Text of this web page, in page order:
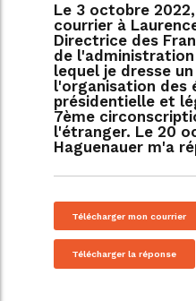
Le 3 octobre
courrier à
Directrice des
de
lequel je dresse
l'organisation des
présidentielle et
7ème
l'étranger. Le 20
Haguenauer m'a
Télécharger mon courrier
Télécharger la réponse